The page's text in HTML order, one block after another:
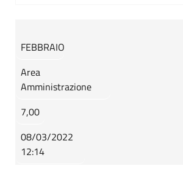
FEBBRAIO
Area
Amministrazione
7,00
08/03/2022
12:14